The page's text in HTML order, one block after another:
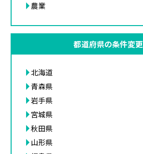
農業
都道府県の条件変更
北海道
青森県
岩手県
宮城県
秋田県
山形県